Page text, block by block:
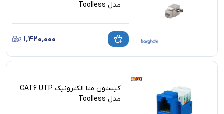
مدل Toolless
۱٬۴۲۰٬۰۰۰
کیستون متا الکترونیک CAT6 UTP
مدل Toolless